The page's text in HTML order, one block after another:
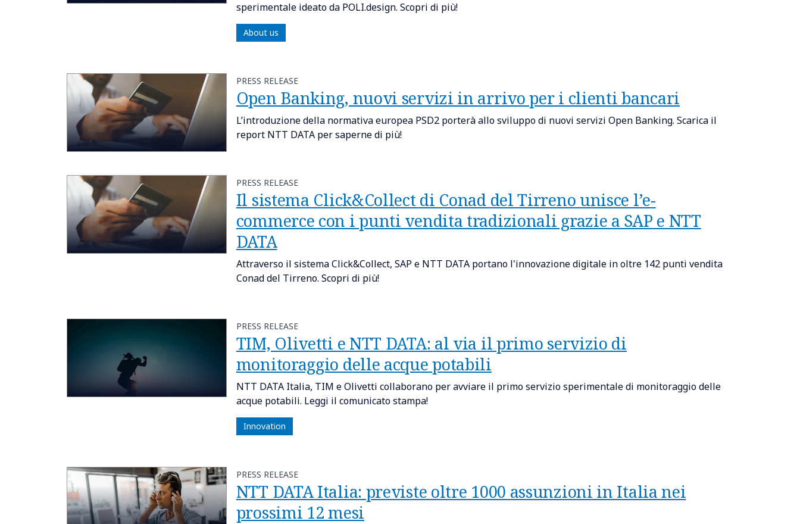
sperimentale ideato da POLI.design. Scopri di più!
About us
PRESS RELEASE
Open Banking, nuovi servizi in arrivo per i clienti bancari
L’introduzione della normativa europea PSD2 porterà allo sviluppo di nuovi servizi Open Banking. Scarica il
report NTT DATA per saperne di più!
PRESS RELEASE
Il sistema Click&Collect di Conad del Tirreno unisce l’e-
commerce con i punti vendita tradizionali grazie a SAP e NTT
DATA
Attraverso il sistema Click&Collect, SAP e NTT DATA portano l'innovazione digitale in oltre 142 punti vendita
Conad del Tirreno. Scopri di più!
PRESS RELEASE
TIM, Olivetti e NTT DATA: al via il primo servizio di
monitoraggio delle acque potabili
NTT DATA Italia, TIM e Olivetti collaborano per avviare il primo servizio sperimentale di monitoraggio delle
acque potabili. Leggi il comunicato stampa!
Innovation
PRESS RELEASE
NTT DATA Italia: previste oltre 1000 assunzioni in Italia nei
prossimi 12 mesi